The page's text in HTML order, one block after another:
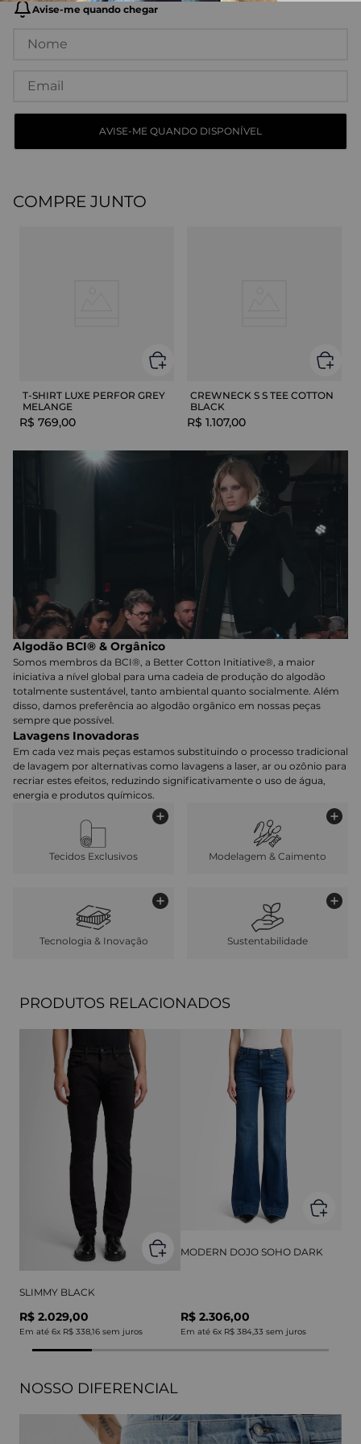
COMPRE JUNTO
T-SHIRT LUXE PERFOR GREY
MELANGE
R$ 769,00
CREWNECK S S TEE COTTON
BLACK
R$ 1.107,00
Algodão BCI® & Orgânico
Somos membros da BCI®, a Better Cotton Initiative®, a maior
iniciativa a nível global para uma cadeia de produção do algodão
totalmente sustentável, tanto ambiental quanto socialmente. Além
disso, damos preferência ao algodão orgânico em nossas peças
sempre que possível.
Lavagens Inovadoras
Em cada vez mais peças estamos substituindo o processo tradicional
de lavagem por alternativas como lavagens a laser, ar ou ozônio para
recriar estes efeitos, reduzindo significativamente o uso de água,
energia e produtos químicos.
Tecidos Exclusivos Modelagem & Caimento
Tecnologia & Inovação Sustentabilidade
PRODUTOS RELACIONADOS
SLIMMY BLACK
R$ 2.029,00
Em até 6x R$ 338,16 sem juros
MODERN DOJO SOHO DARK
R$ 2.306,00
Em até 6x R$ 384,33 sem juros
NOSSO DIFERENCIAL